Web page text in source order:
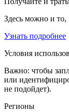
Здесь можно и то,
Узнать подробнее
Условия
Важно: чтобы
или
не подойдет).
Регионы